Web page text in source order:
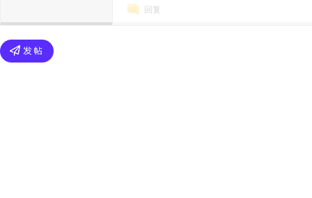
回复